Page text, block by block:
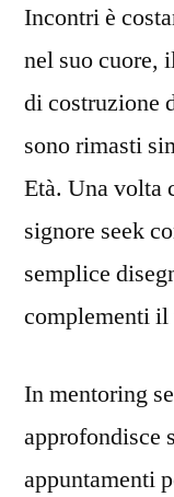
Incontri è
nel suo cuore,
di costruzione
sono rimasti
Età. Una volta
signore seek
semplice
complementi
In mentoring
approfondisce
appuntamenti